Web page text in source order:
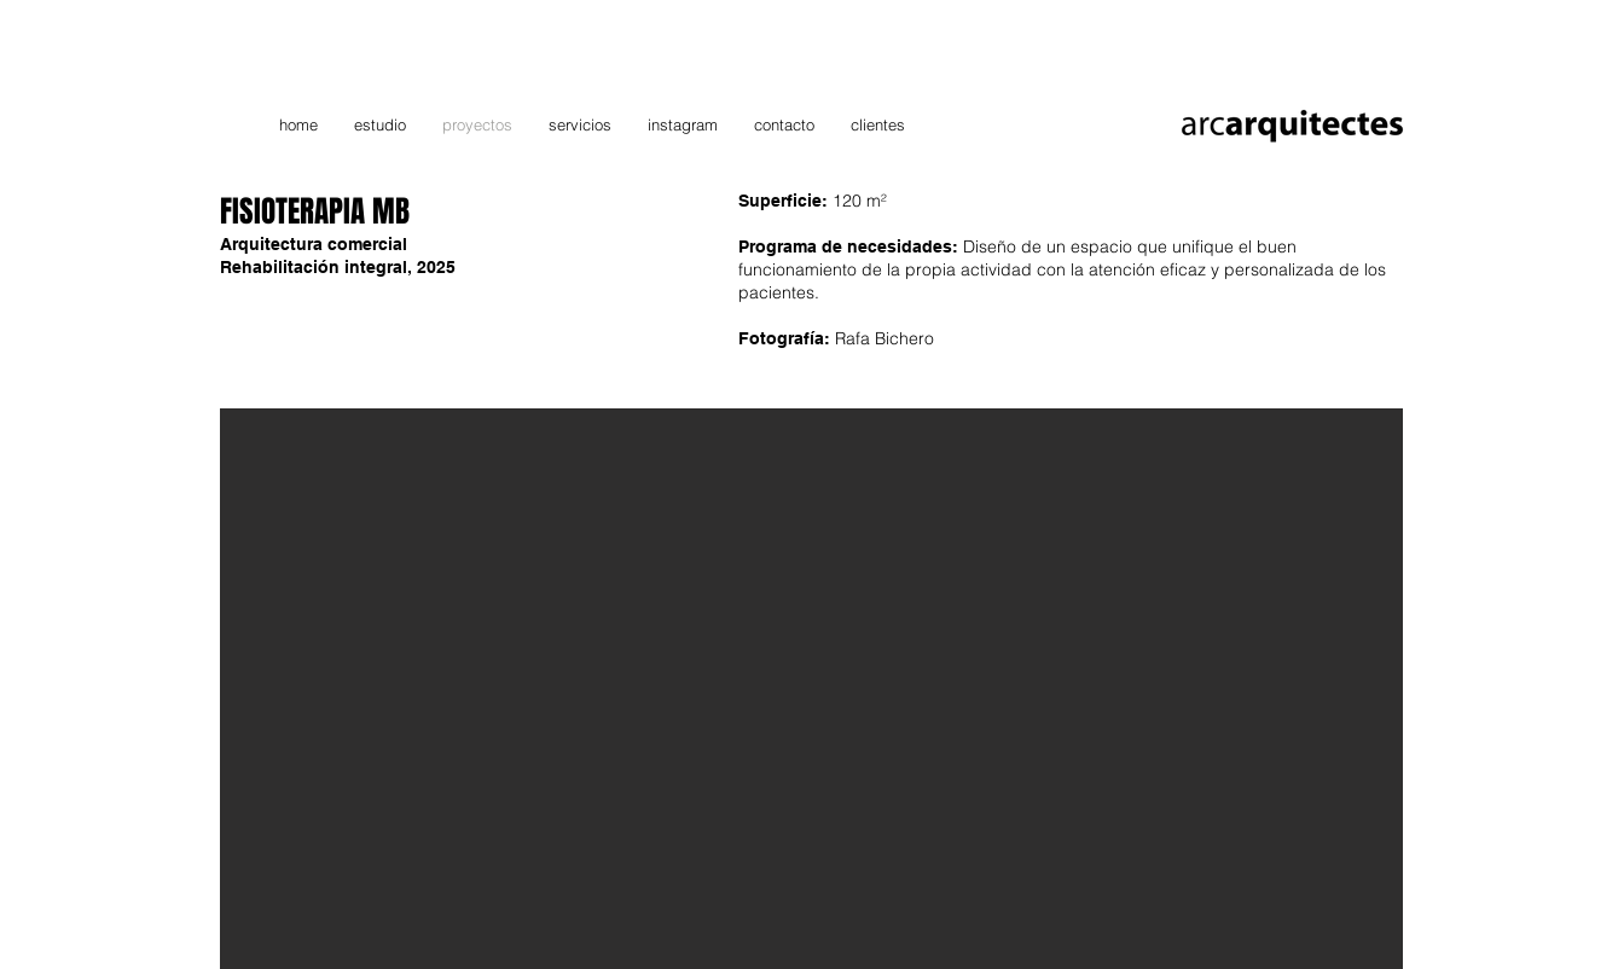
home estudio proyectos servicios instagram contacto clientes
FISIOTERAPIA MB
Arquitectura comercial
Rehabilitación integral, 2025
Superficie: 120 m²
Programa de necesidades: Diseño de un espacio que unifique el buen
funcionamiento de la propia actividad con la atención eficaz y personalizada de los
pacientes.
Fotografía: Rafa Bichero